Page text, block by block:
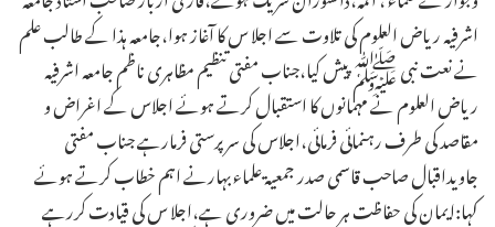
اشرفیہ ریاض العلوم کی تلاوت سے اجلا س کا آغاز ہوا،جامعہ ہذا کے طالب علم
نے نعت نبی ﷺ پیش کیا،جناب مفتی تنظیم مظاہری ناظم جامعہ اشرفیہ
ریاض العلوم نے مہمانوں کا استقبال کرتے ہوئے اجلاس کے اغراض و
مقاصد کی طرف رہنمائی فرمائی،اجلاس کی سرپرستی فرمارہے جناب مفتی
جاویداقبال صاحب قاسمی صدر جمعیۃ علماء بہارنے اہم خطاب کرتے ہوئے
کہا:ایمان کی حفاظت ہر حالت میں ضروری ہے،اجلا س کی قیادت کررہے